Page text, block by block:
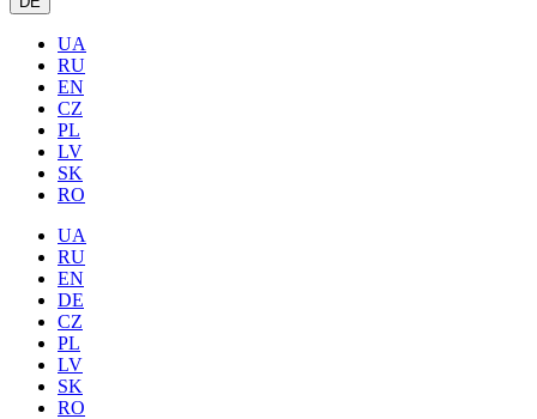
UA
RU
EN
CZ
PL
LV
SK
RO
UA
RU
EN
DE
CZ
PL
LV
SK
RO